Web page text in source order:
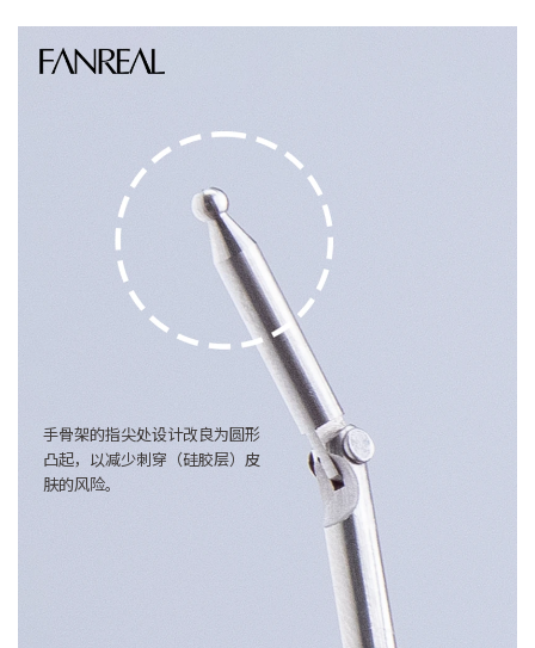
手骨架的指尖处设计改良为圆形
凸起，以减少刺穿（硅胶层）皮
肤的风险。